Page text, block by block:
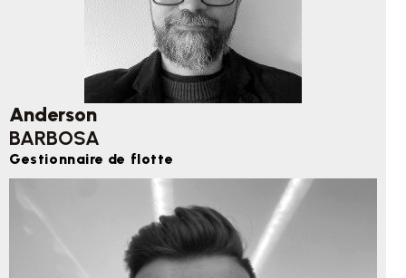
Anderson
BARBOSA
Gestionnaire de flotte